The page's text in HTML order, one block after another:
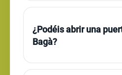
¿Podéis abrir una
Bagà?